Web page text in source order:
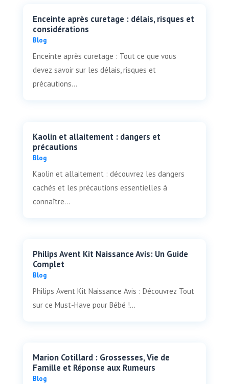
Enceinte après curetage : délais, risques et
considérations
Blog
Enceinte après curetage : Tout ce que vous
devez savoir sur les délais, risques et
précautions...
Kaolin et allaitement : dangers et
précautions
Blog
Kaolin et allaitement : découvrez les dangers
cachés et les précautions essentielles à
connaître...
Philips Avent Kit Naissance Avis: Un Guide
Complet
Blog
Philips Avent Kit Naissance Avis : Découvrez Tout
sur ce Must-Have pour Bébé !...
Marion Cotillard : Grossesses, Vie de
Famille et Réponse aux Rumeurs
Blog